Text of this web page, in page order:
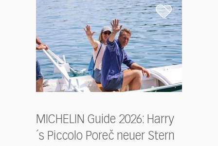
MICHELIN Guide 2026: Harry
´s Piccolo Poreč neuer Stern